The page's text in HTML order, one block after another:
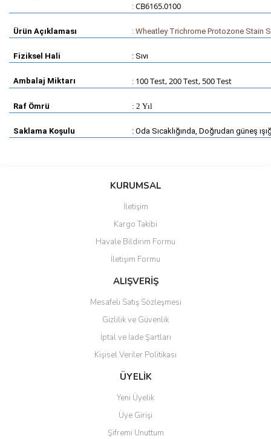
:CB6165.0100
Ürün Açıklaması :Wheatley Trichrome Protozone Stain
Fiziksel Hali : Sıvı
Ambalaj Miktarı : 100 Test, 200 Test, 500 Test
Raf Ömrü : 2 Yıl
Saklama Koşulu : Oda Sıcaklığında, Doğrudan güneş
Bu ürüne ilk yorumu siz yapın!
Ürün resmi kalitesiz, bozuk veya görüntülenemiyor.
Ürün açıklamasında eksik bilgiler bulunuyor.
Ürün bilgilerinde hatalar bulunuyor.
Ürün fiyatı diğer sitelerden daha pahalı.
Gönder
KURUMSAL
İletişim
Kargo Takibi
Havale Bildirim Formu
İletişim Formu
ALIŞVERİŞ
Mesafeli Satış Sözleşmesi
Gizlilik ve Güvenlik
İptal ve İade Şartları
Kişisel Veriler Politikası
ÜYELİK
Yeni Üyelik
Üye Girişi
Şifremi Unuttum